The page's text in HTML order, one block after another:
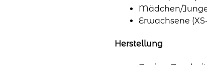
Mädchen/
Erwachsene
Herstellung